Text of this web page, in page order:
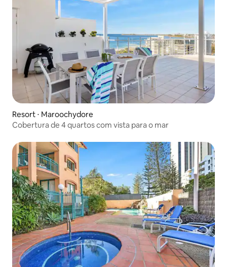
Resort ⋅ Maroochydore
Cobertura de 4 quartos com vista para o mar